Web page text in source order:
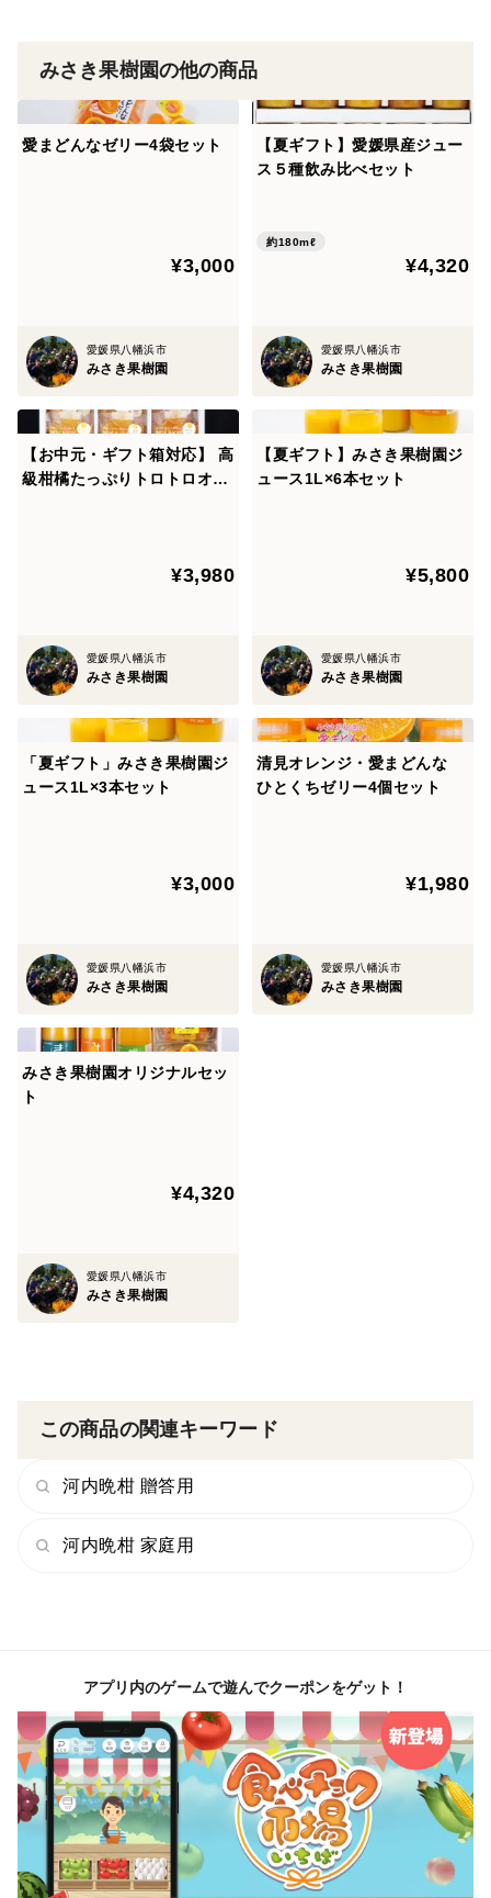
みさき果樹園の他の商品
愛まどんなゼリー4袋セット
¥3,000
愛媛県八幡浜市
みさき果樹園
【夏ギフト】愛媛県産ジュー
ス５種飲み比べセット
約180mℓ
¥4,320
愛媛県八幡浜市
みさき果樹園
【お中元・ギフト箱対応】 高
級柑橘たっぷりトロトロオレ
¥3,980
愛媛県八幡浜市
みさき果樹園
【夏ギフト】みさき果樹園ジ
ュース1L×6本セット
¥5,800
愛媛県八幡浜市
みさき果樹園
「夏ギフト」みさき果樹園ジ
ュース1L×3本セット
¥3,000
愛媛県八幡浜市
みさき果樹園
清見オレンジ・愛まどんな
ひとくちゼリー4個セット
¥1,980
愛媛県八幡浜市
みさき果樹園
みさき果樹園オリジナルセッ
ト
¥4,320
愛媛県八幡浜市
みさき果樹園
この商品の関連キーワード
河内晩柑 贈答用
河内晩柑 家庭用
アプリ内のゲームで遊んでクーポンをゲット！